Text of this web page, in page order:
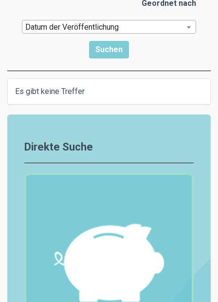
Geordnet nach
Datum der Veröffentlichung
Es gibt keine Treffer
Direkte Suche